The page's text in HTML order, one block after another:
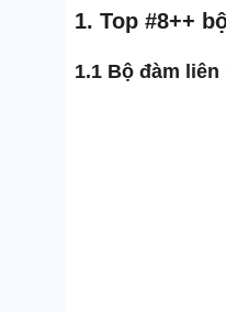
1. Top #8++
1.1 Bộ đàm